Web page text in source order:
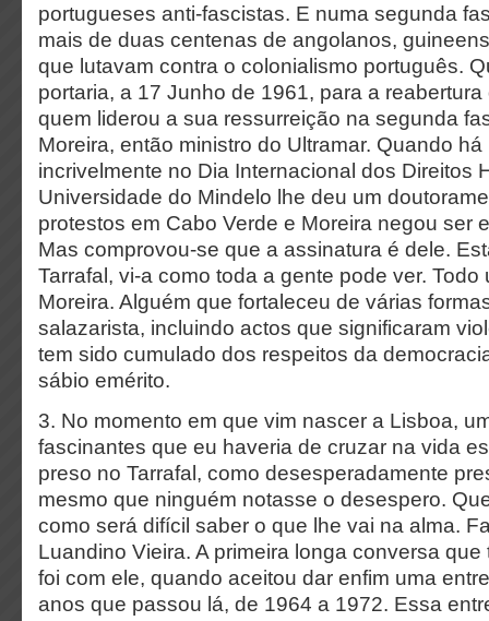
portugueses anti-fascistas. E numa segunda
mais de duas centenas de angolanos,
que lutavam contra o colonialismo português.
portaria, a 17 Junho de 1961, para a reabertura
quem liderou a sua ressurreição na segunda
Moreira, então ministro do Ultramar. Quando
incrivelmente no Dia Internacional dos Direitos
Universidade do Mindelo lhe deu um
protestos em Cabo Verde e Moreira negou ser
Mas comprovou-se que a assinatura é dele.
Tarrafal, vi-a como toda a gente pode ver. Todo
Moreira. Alguém que fortaleceu de várias
salazarista, incluindo actos que significaram
tem sido cumulado dos respeitos da
sábio emérito.
3. No momento em que vim nascer a Lisboa,
fascinantes que eu haveria de cruzar na vida
preso no Tarrafal, como desesperadamente
mesmo que ninguém notasse o desespero.
como será difícil saber o que lhe vai na alma.
Luandino Vieira. A primeira longa conversa que
foi com ele, quando aceitou dar enfim uma
anos que passou lá, de 1964 a 1972. Essa